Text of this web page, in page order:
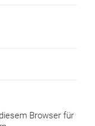
Browser für